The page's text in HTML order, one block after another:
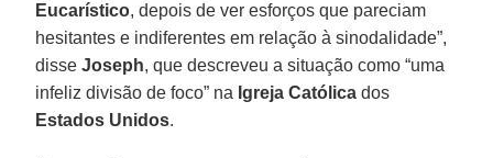
Eucarístico, depois de ver esforços que pareciam
hesitantes e indiferentes em relação à sinodalidade”,
disseJoseph, que descreveu a situação como “uma
infeliz divisão de foco” na Igreja Católica dos
Estados Unidos.